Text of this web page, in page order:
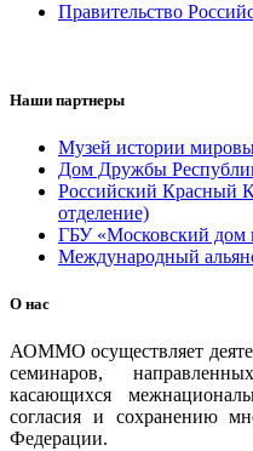
Правительство
Наши партнеры
Музей истории
Дом Дружбы
Российский Красный
отделение)
ГБУ «Московский дом
Международный
О нас
АОММО осуществляет
семинаров,
касающихся
согласия и сохранению
Федерации.